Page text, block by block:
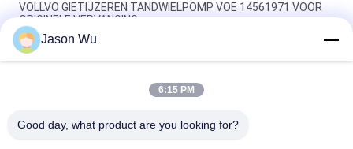
VOLLVO GIETIJZEREN TANDWIELPOMP VOE 14561971 VOOR
ORIGINELE VERVANGING
VOLLVO GIETIJZEREN TANDWIELPOMP VOE 14537295 VOOR
ORIGINELE VERVANGING
VOLLVO GEGEERPOMP VOE 14782798 voor de oorspronkelijke
Jason Wu
6:15 PM
Good day, what product are you looking for?